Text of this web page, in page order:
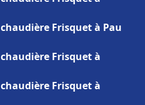
Frisquet à Pau
Frisquet à
Frisquet à